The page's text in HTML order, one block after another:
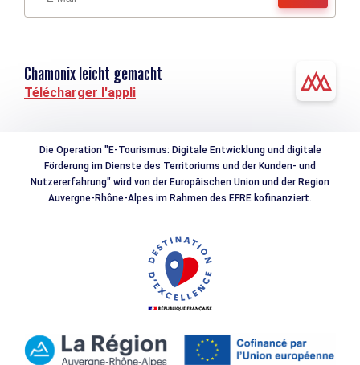
Chamonix leicht gemacht
Télécharger l'appli
Die Operation "E-Tourismus: Digitale Entwicklung und digitale
Förderung im Dienste des Territoriums und der Kunden- und
Nutzererfahrung" wird von der Europäischen Union und der Region
Auvergne-Rhône-Alpes im Rahmen des EFRE kofinanziert.